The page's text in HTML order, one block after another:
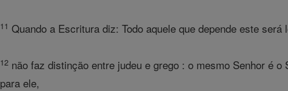
11 Quando a Escritura diz: Todo aquele que depende este será
12 não faz distinção entre judeu e grego : o mesmo Senhor é
para ele,